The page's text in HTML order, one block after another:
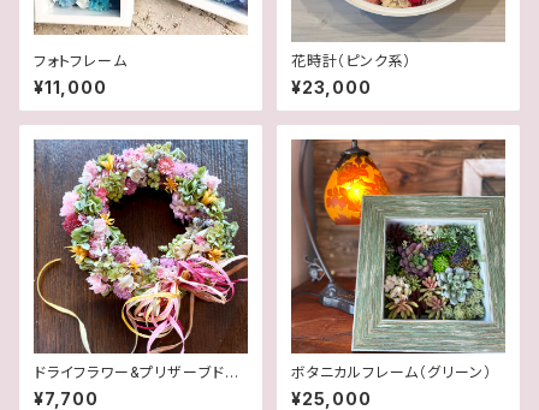
フォトフレーム
¥11,000
花時計（ピンク系）
¥23,000
ドライフラワー&プリザーブドフ
ラワーのリース
¥7,700
ボタニカルフレーム（グリーン）
¥25,000